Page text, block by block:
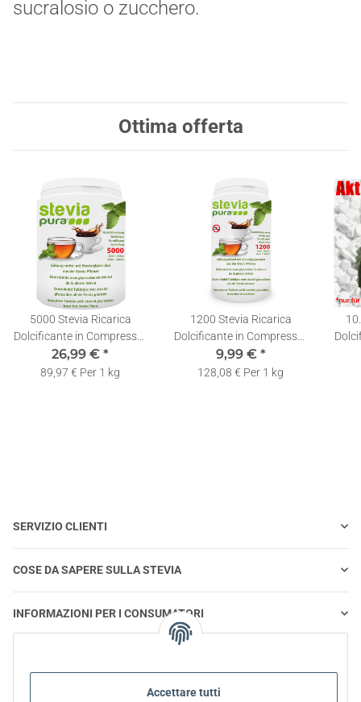
Accettare tutti
sucralosio o zucchero.
Ottima offerta
5000 Stevia Ricarica
Dolcificante in Compresse |
Confezione di Ricarica per
Dosatore
26,99 € *
89,97 € Per 1 kg
1200 Stevia Ricarica
Dolcificante in Compresse |
Confezione di Ricarica per
Dosatore
9,99 € *
128,08 € Per 1 kg
SERVIZIO CLIENTI
COSE DA SAPERE SULLA STEVIA
INFORMAZIONI PER I CONSUMATORI